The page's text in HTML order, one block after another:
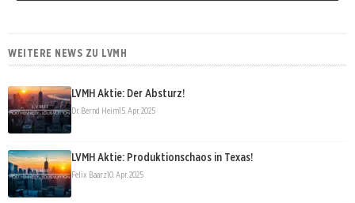
WEITERE NEWS ZU LVMH
LVMH Aktie: Der Absturz!
Dr. Bernd Heim15. Apr. 2025
LVMH Aktie: Produktionschaos in Texas!
Felix Baarz10. Apr. 2025